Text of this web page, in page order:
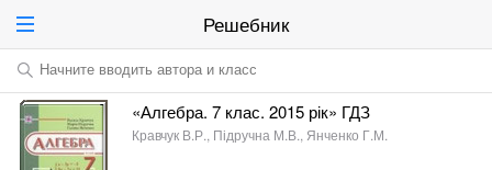
Решебник
Начните вводить автора и класс
«Алгебра. 7 клас. 2015 рік» ГДЗ
Кравчук В.Р., Підручна М.В., Янченко Г.М.